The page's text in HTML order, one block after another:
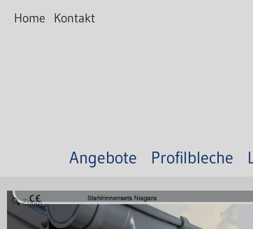
Home Kontakt
Angebote Profilbleche
Zoom